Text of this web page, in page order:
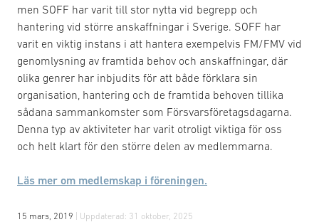
men SOFF har varit till stor nytta vid begrepp och
hantering vid större anskaffningar i Sverige. SOFF har
varit en viktig instans i att hantera exempelvis FM/FMV vid
genomlysning av framtida behov och anskaffningar, där
olika genrer har inbjudits för att både förklara sin
organisation, hantering och de framtida behoven tillika
sådana sammankomster som Försvarsföretagsdagarna.
Denna typ av aktiviteter har varit otroligt viktiga för oss
och helt klart för den större delen av medlemmarna.
Läs mer om medlemskap i föreningen.
15 mars, 2019 | Uppdaterad: 31 oktober, 2025